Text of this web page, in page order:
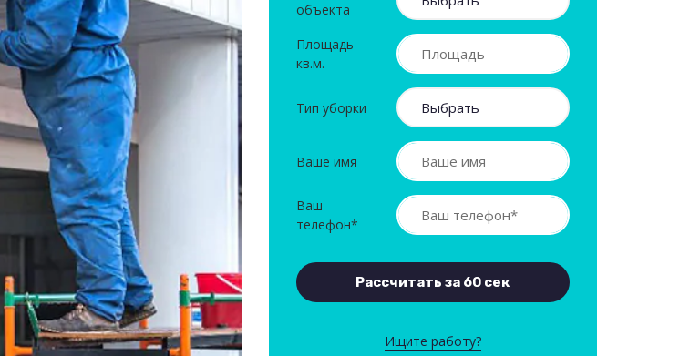
объекта
Площадь
кв.м.
Тип уборки
Ваше имя
Ваш
телефон*
Ищите работу?